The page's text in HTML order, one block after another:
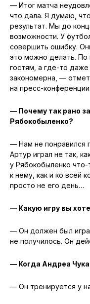
— Итог матча
что дала. Я думаю,
результат. Мы до
возможности. У
совершить ошибку.
это можно делать. По
гостям, а где-то
закономерна, —
на пресс-конференции.
— Почему так рано
Рябокобыленко?
— Нам не понравился
Артур играл не так,
у Рябокобыленко
к нему, как и ко всей
просто не его день…
— Какую игру вы
— Он должен был
не получилось. Он
— Когда Андреа
— Он тренируется у